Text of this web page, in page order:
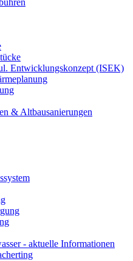
Entwicklungskonzept (ISEK)
& Altbausanierungen
- aktuelle Informationen